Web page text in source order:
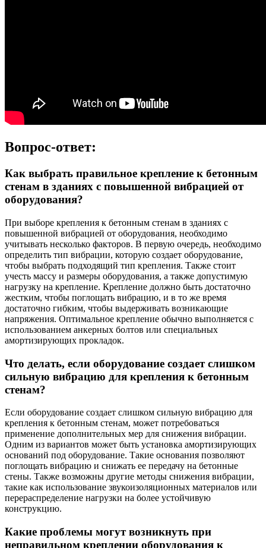
Вопрос-ответ:
Как выбрать правильное крепление к бетонным
стенам в зданиях с повышенной вибрацией от
оборудования?
При выборе крепления к бетонным стенам в зданиях с
повышенной вибрацией от оборудования, необходимо
учитывать несколько факторов. В первую очередь, необходимо
определить тип вибрации, которую создает оборудование,
чтобы выбрать подходящий тип крепления. Также стоит
учесть массу и размеры оборудования, а также допустимую
нагрузку на крепление. Крепление должно быть достаточно
жестким, чтобы поглощать вибрацию, и в то же время
достаточно гибким, чтобы выдерживать возникающие
напряжения. Оптимальное крепление обычно выполняется с
использованием анкерных болтов или специальных
амортизирующих прокладок.
Что делать, если оборудование создает слишком
сильную вибрацию для крепления к бетонным
стенам?
Если оборудование создает слишком сильную вибрацию для
крепления к бетонным стенам, может потребоваться
применение дополнительных мер для снижения вибрации.
Одним из вариантов может быть установка амортизирующих
оснований под оборудование. Такие основания позволяют
поглощать вибрацию и снижать ее передачу на бетонные
стены. Также возможны другие методы снижения вибрации,
такие как использование звукоизоляционных материалов или
перераспределение нагрузки на более устойчивую
конструкцию.
Какие проблемы могут возникнуть при
неправильном креплении оборудования к